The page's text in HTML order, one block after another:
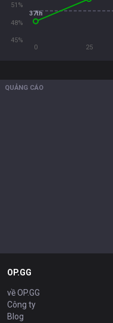
0 25
45%
48%
51%
37th
QUẢNG CÁO
OP.GG
về OP.GG
Công ty
Blog